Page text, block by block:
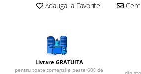
Lampi UV de schimb
Microfiltrare
Ultrafiltrare
Sterilizare cu UV
Adauga la Favorite Cere
Livrare GRATUITA
pentru toate comenzile peste 600 de